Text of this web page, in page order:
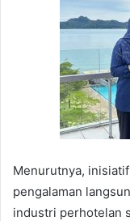
Menurutnya,
pengalaman
industri perhotelan